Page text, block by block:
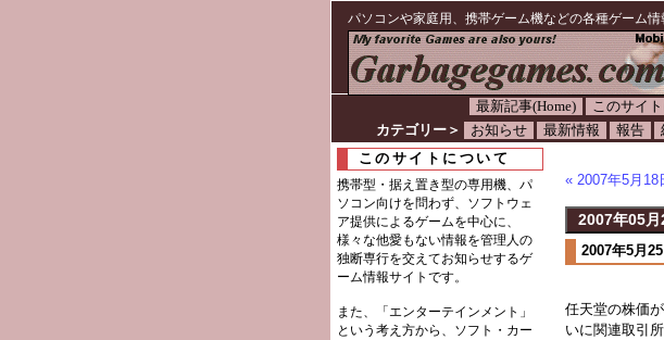
パソコンや家庭用、携帯ゲーム機などの各種ゲーム
最新記事(Home) このサイ
カテゴリー＞
お知らせ 最新情報 報告
« 2007年5月18
2007年05月
2007年5月
任天堂の株価
いに関連取引
このサイトについて
携帯型・据え置き型の専用機、パ
ソコン向けを問わず、ソフトウェ
ア提供によるゲームを中心に、
様々な他愛もない情報を管理人の
独断専行を交えてお知らせするゲ
ーム情報サイトです。
また、「エンターテインメント」
という考え方から、ソフト・カー